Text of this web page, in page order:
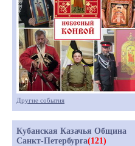
Другие события
Кубанская Казачья Община
Санкт-Петербурга(121)